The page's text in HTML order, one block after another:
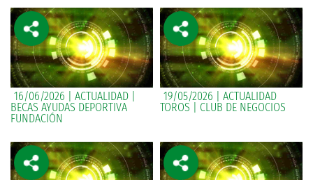
16/06/2026 | ACTUALIDAD |
BECAS AYUDAS DEPORTIVA
FUNDACIÓN
19/05/2026 | ACTUALIDAD
TOROS | CLUB DE NEGOCIOS